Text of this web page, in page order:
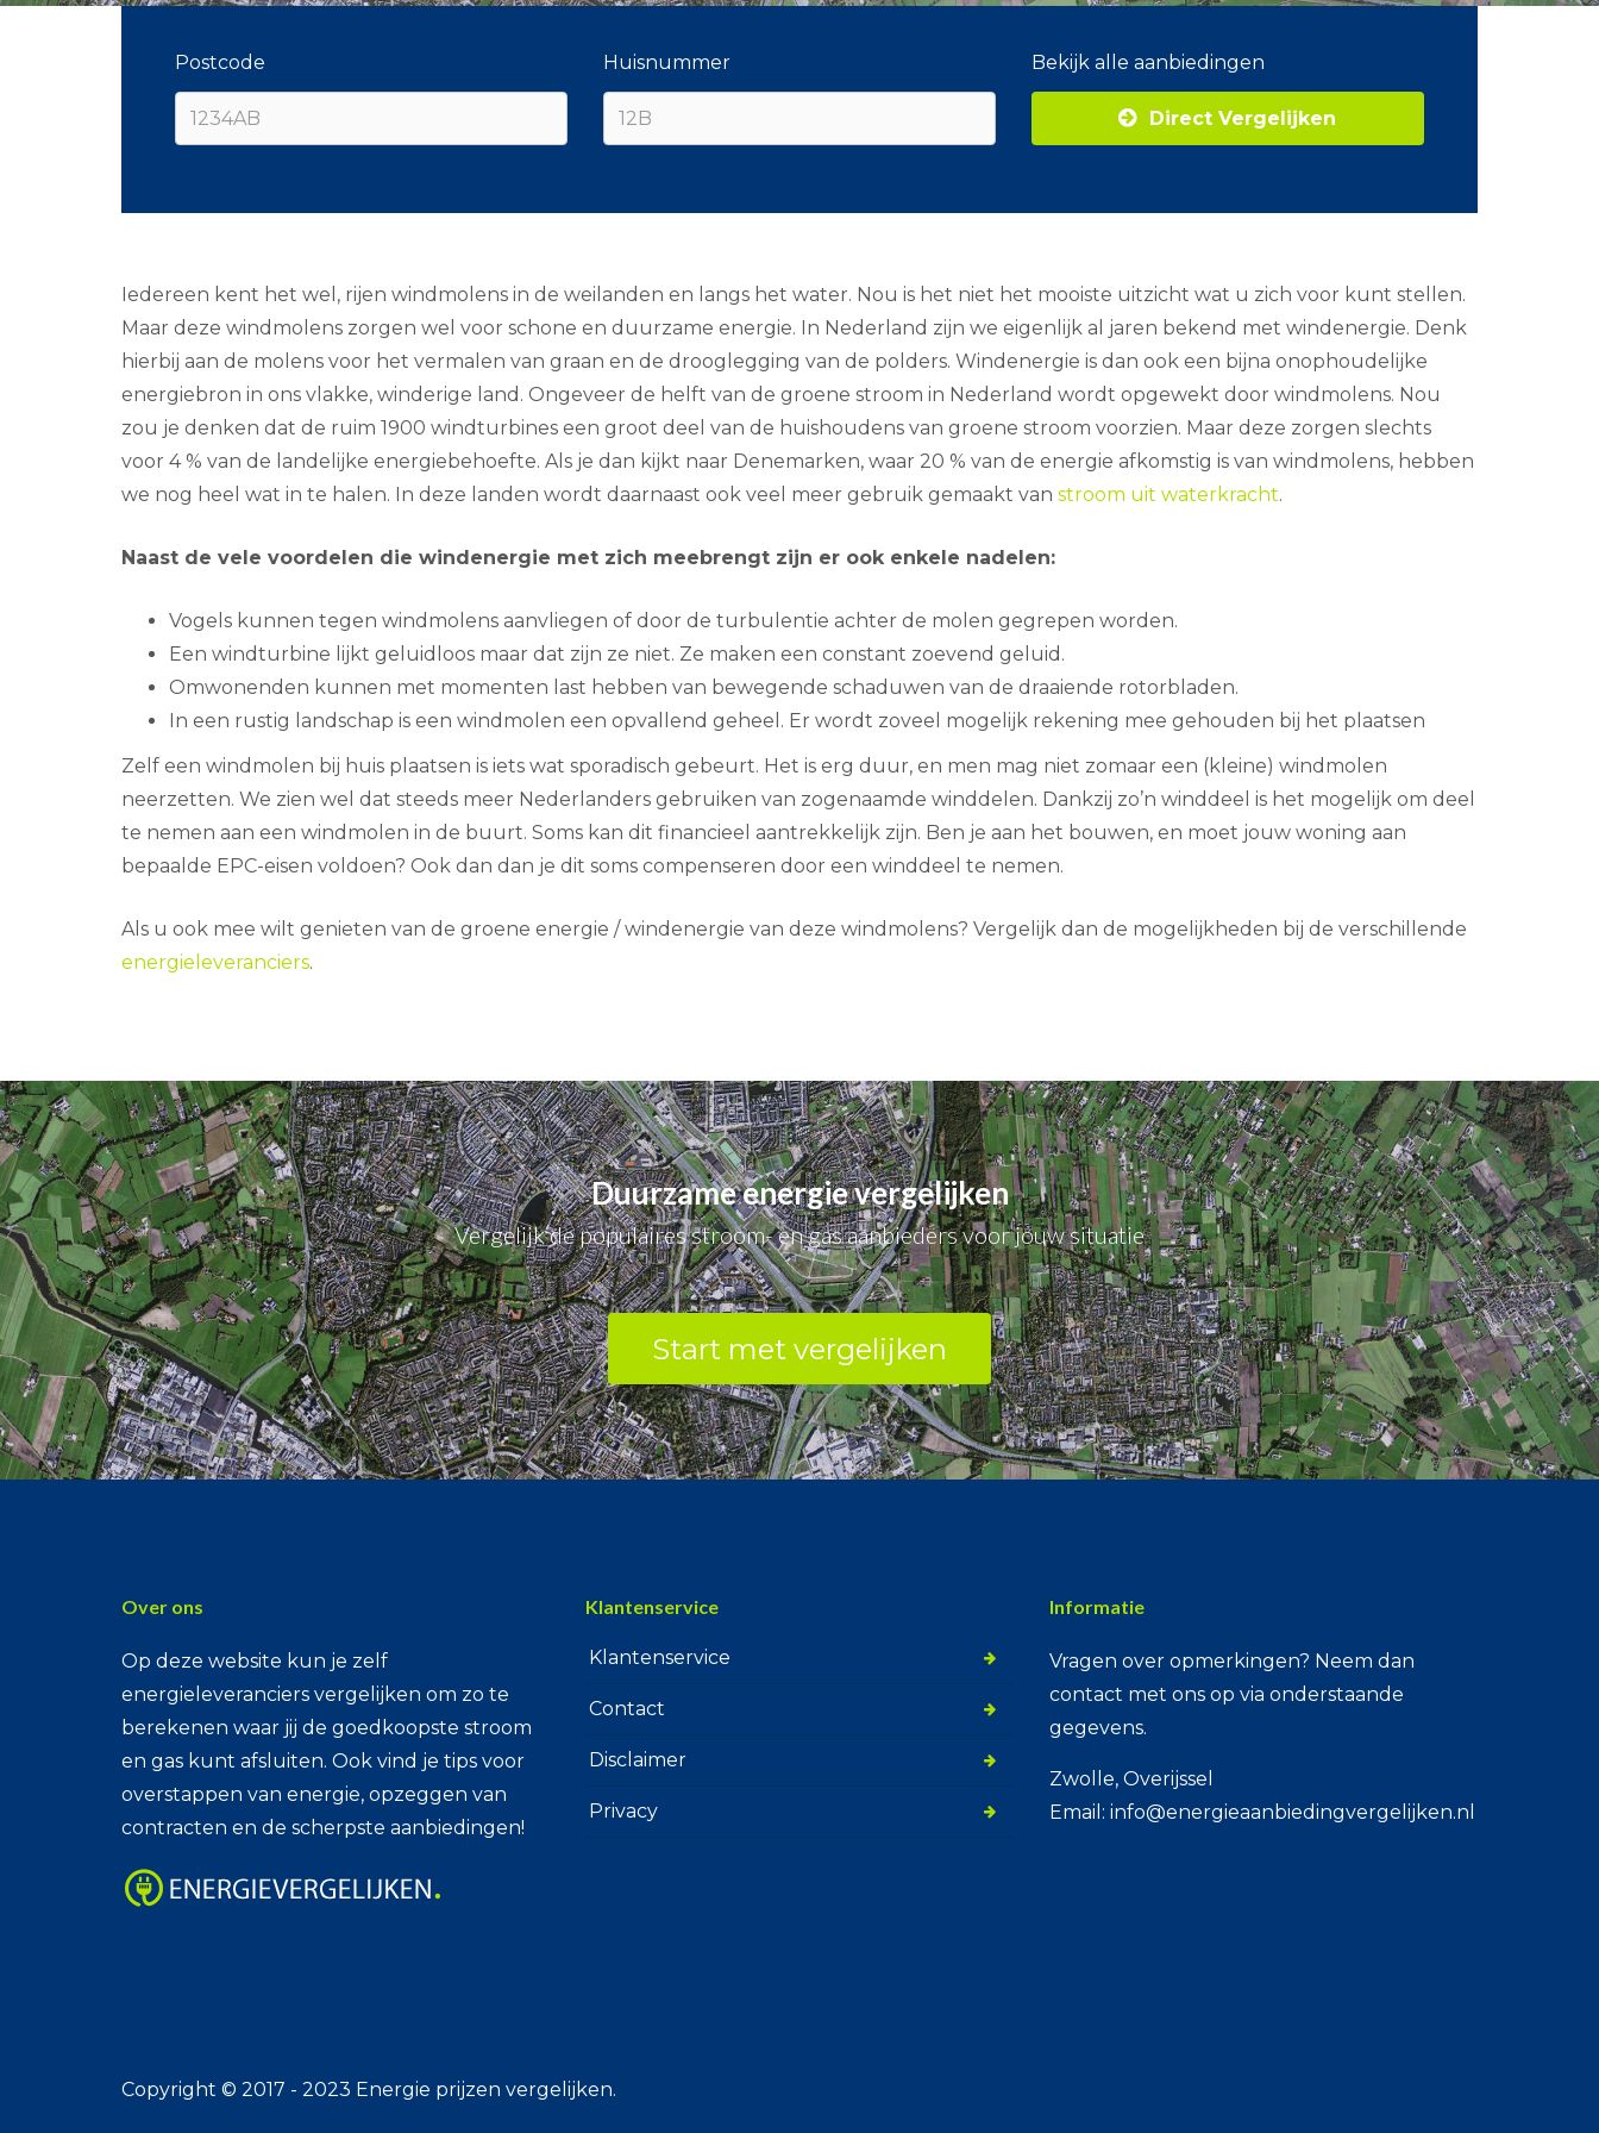
Postcode Huisnummer Bekijk alle aanbiedingen
Direct Vergelijken
Iedereen kent het wel, rijen windmolens in de weilanden en langs het water. Nou is het niet het mooiste uitzicht wat u zich voor kunt stellen.
Maar deze windmolens zorgen wel voor schone en duurzame energie. In Nederland zijn we eigenlijk al jaren bekend met windenergie. Denk
hierbij aan de molens voor het vermalen van graan en de drooglegging van de polders. Windenergie is dan ook een bijna onophoudelijke
energiebron in ons vlakke, winderige land. Ongeveer de helft van de groene stroom in Nederland wordt opgewekt door windmolens. Nou
zou je denken dat de ruim 1900 windturbines een groot deel van de huishoudens van groene stroom voorzien. Maar deze zorgen slechts
voor 4 % van de landelijke energiebehoefte. Als je dan kijkt naar Denemarken, waar 20 % van de energie afkomstig is van windmolens, hebben
we nog heel wat in te halen. In deze landen wordt daarnaast ook veel meer gebruik gemaakt van stroom uit waterkracht.
Naast de vele voordelen die windenergie met zich meebrengt zijn er ook enkele nadelen:
Vogels kunnen tegen windmolens aanvliegen of door de turbulentie achter de molen gegrepen worden.
Een windturbine lijkt geluidloos maar dat zijn ze niet. Ze maken een constant zoevend geluid.
Omwonenden kunnen met momenten last hebben van bewegende schaduwen van de draaiende rotorbladen.
In een rustig landschap is een windmolen een opvallend geheel. Er wordt zoveel mogelijk rekening mee gehouden bij het plaatsen
Zelf een windmolen bij huis plaatsen is iets wat sporadisch gebeurt. Het is erg duur, en men mag niet zomaar een (kleine) windmolen
neerzetten. We zien wel dat steeds meer Nederlanders gebruiken van zogenaamde winddelen. Dankzij zo’n winddeel is het mogelijk om deel
te nemen aan een windmolen in de buurt. Soms kan dit financieel aantrekkelijk zijn. Ben je aan het bouwen, en moet jouw woning aan
bepaalde EPC-eisen voldoen? Ook dan dan je dit soms compenseren door een winddeel te nemen.
Als u ook mee wilt genieten van de groene energie / windenergie van deze windmolens? Vergelijk dan de mogelijkheden bij de verschillende
energieleveranciers.
Duurzame energie vergelijken
Vergelijk de populaires stroom- en gas aanbieders voor jouw situatie
Start met vergelijken
Over ons
Op deze website kun je zelf
energieleveranciers vergelijken om zo te
berekenen waar jij de goedkoopste stroom
en gas kunt afsluiten. Ook vind je tips voor
overstappen van energie, opzeggen van
contracten en de scherpste aanbiedingen!
Klantenservice
Klantenservice
Contact
Disclaimer
Privacy
Informatie
Vragen over opmerkingen? Neem dan
contact met ons op via onderstaande
gegevens.
Zwolle, Overijssel
Email: info@energieaanbiedingvergelijken.nl
Copyright © 2017 - 2023 Energie prijzen vergelijken.